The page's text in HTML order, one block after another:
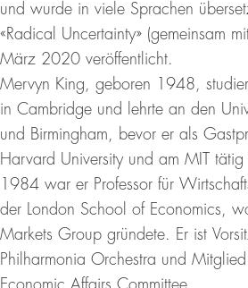
und wurde in viele Sprachen
«Radical Uncertainty» (gemeinsam
März 2020 veröffentlicht.
Mervyn King, geboren 1948,
in Cambridge und lehrte an den
und Birmingham, bevor er als
Harvard University und am MIT
1984 war er Professor für
der London School of Economics,
Markets Group gründete. Er ist
Philharmonia Orchestra und
Economic Affairs Committee.